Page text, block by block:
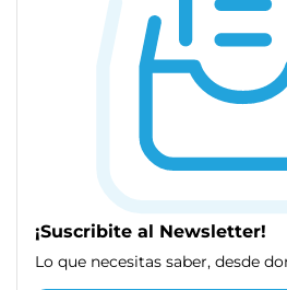
¡Suscribite al Newsletter!
Lo que necesitas saber, desde